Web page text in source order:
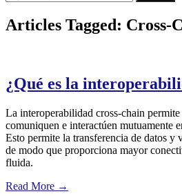
Articles Tagged: Cross-
¿Qué es la
La interoperabilidad cross-chain permite
comuniquen e interactúen mutuamente
Esto permite la transferencia de datos y
de modo que proporciona mayor
fluida.
Read More →